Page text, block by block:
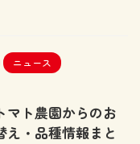
ニュース
マト農園からのお
え・品種情報まと